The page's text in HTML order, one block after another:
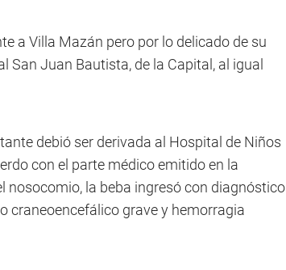
a Villa Mazán pero por lo delicado de su
San Juan Bautista, de la Capital, al igual
debió ser derivada al Hospital de Niños
con el parte médico emitido en la
nosocomio, la beba ingresó con diagnóstico
craneoencefálico grave y hemorragia